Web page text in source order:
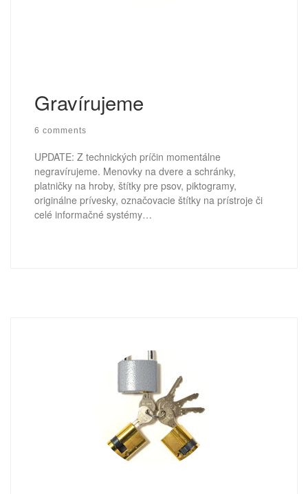
Gravírujeme
6 comments
UPDATE: Z technických príčin momentálne
negravírujeme. Menovky na dvere a schránky,
platničky na hroby, štítky pre psov, piktogramy,
originálne prívesky, označovacie štítky na prístroje či
celé informačné systémy…